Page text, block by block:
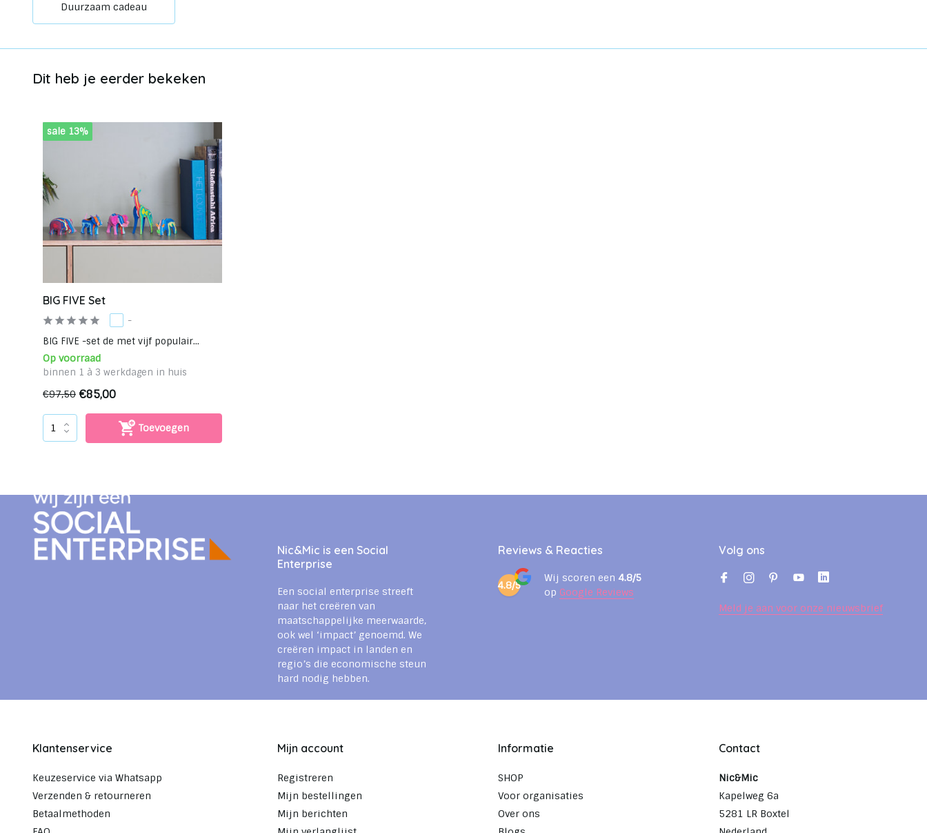
Duurzaam cadeau
Dit heb je eerder bekeken
sale 13%
BIG FIVE Set
-
BIG FIVE -set de met vijf populair...
Op voorraad
binnen 1 à 3 werkdagen in huis
€97,50 €85,00
Toevoegen
Nic&Mic is een Social
Enterprise
Een social enterprise streeft
naar het creëren van
maatschappelijke meerwaarde,
ook wel ‘impact’ genoemd. We
creëren impact in landen en
regio’s die economische steun
hard nodig hebben.
Reviews & Reacties
4.8/5
Wij scoren een 4.8/5
op Google Reviews
Volg ons
Meld je aan voor onze nieuwsbrief
Klantenservice
Keuzeservice via Whatsapp
Verzenden & retourneren
Betaalmethoden
Mijn account
Registreren
Mijn bestellingen
Mijn berichten
Informatie
SHOP
Voor organisaties
Over ons
Contact
Nic&Mic
Kapelweg 6a
5281 LR Boxtel